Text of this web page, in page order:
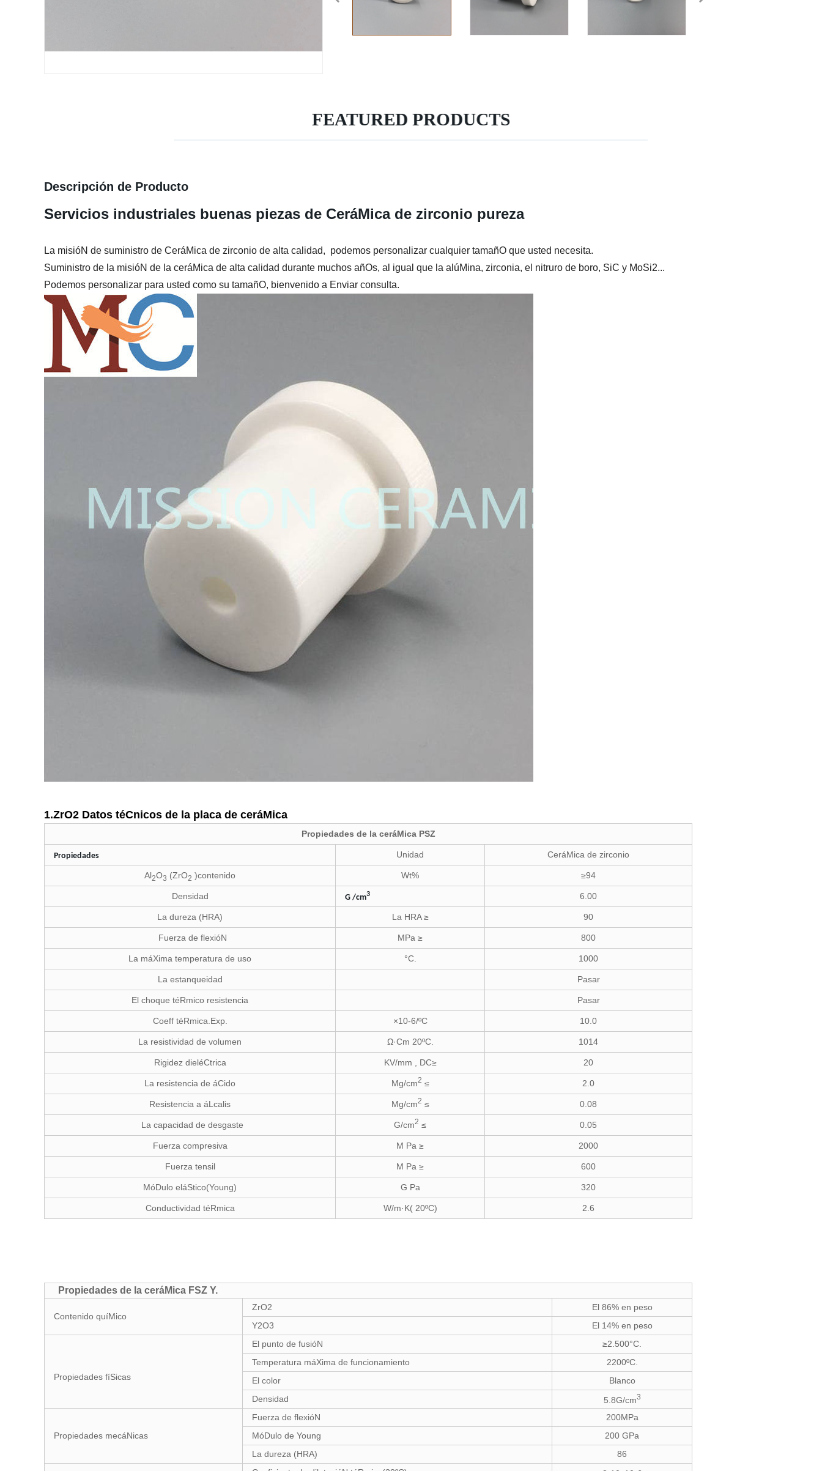
FEATURED PRODUCTS
Descripción de Producto
Servicios industriales buenas piezas de CeráMica de zirconio pureza
La misióN de suministro de CeráMica de zirconio de alta calidad, podemos personalizar cualquier tamañO que usted necesita.
Suministro de la misióN de la ceráMica de alta calidad durante muchos añOs, al igual que la alúMina, zirconia, el nitruro de boro, SiC y MoSi2...
Podemos personalizar para usted como su tamañO, bienvenido a Enviar consulta.
1.ZrO2 Datos téCnicos de la placa de ceráMica
Propiedades de la ceráMica PSZ
Propiedades Unidad CeráMica de zirconio
Al2O3 (ZrO2 )contenido Wt% ≥94
Densidad G /cm3 6.00
La dureza (HRA) La HRA ≥ 90
Fuerza de flexióN MPa ≥ 800
La máXima temperatura de uso °C. 1000
La estanqueidad Pasar
El choque téRmico resistencia Pasar
Coeff téRmica.Exp. ×10-6/ºC 10.0
La resistividad de volumen Ω·Cm 20ºC. 1014
Rigidez dieléCtrica KV/mm , DC≥ 20
La resistencia de áCido Mg/cm2 ≤ 2.0
Resistencia a áLcalis Mg/cm2 ≤ 0.08
La capacidad de desgaste G/cm2 ≤ 0.05
Fuerza compresiva M Pa ≥ 2000
Fuerza tensil M Pa ≥ 600
MóDulo eláStico(Young) G Pa 320
Conductividad téRmica W/m·K( 20ºC) 2.6
Propiedades de la ceráMica FSZ Y.
Contenido quíMico
ZrO2
El 86% en peso
Y2O3
El 14% en peso
Propiedades fíSicas
El punto de fusióN
≥2.500°C.
Temperatura máXima de funcionamiento
2200ºC.
El color
Blanco
Densidad
5.8G/cm3
Propiedades mecáNicas
Fuerza de flexióN
200MPa
MóDulo de Young
200 GPa
La dureza (HRA)
86